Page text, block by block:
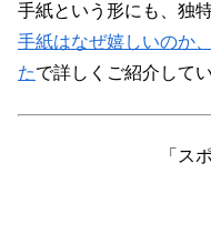
手紙という形にも、独
手紙はなぜ嬉しいのか
たで詳しくご紹介してい
「ス